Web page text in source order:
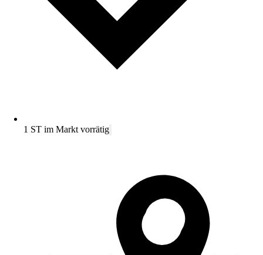
1 ST im Markt vorrätig